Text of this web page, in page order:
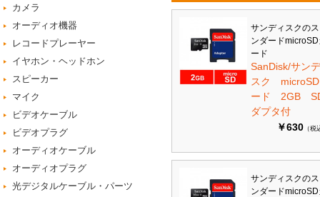
カメラ
オーディオ機器
レコードプレーヤー
イヤホン・ヘッドホン
スピーカー
マイク
ビデオケーブル
ビデオプラグ
オーディオケーブル
オーディオプラグ
光デジタルケーブル・パーツ
サンディスクの
ンダード
ード
SanDisk/サン
スク
ード 2GB
ダプタ付
￥630 （税
サンディスクの
ンダード